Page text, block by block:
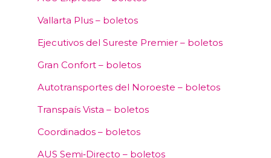
Vallarta Plus – boletos
Ejecutivos del Sureste Premier – boletos
Gran Confort – boletos
Autotransportes del Noroeste – boletos
Transpaís Vista – boletos
Coordinados – boletos
AUS Semi‑Directo – boletos